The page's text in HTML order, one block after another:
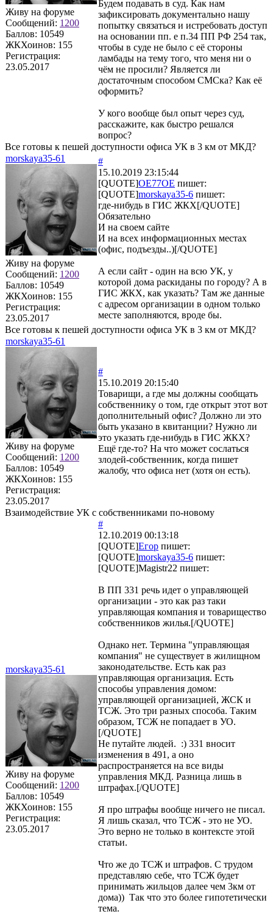
Живу на форуме
Сообщений: 1200
Баллов: 10549
ЖКХоинов: 155
Регистрация:
23.05.2017
Будем подавать в суд. Как нам
зафиксировать документально нашу
попытку связаться и истребовать доступ
на основании пп. е п.34 ПП РФ 254 так,
чтобы в суде не было с её стороны
ламбады на тему того, что меня ни о
чём не просили? Является ли
достаточным способом СМСка? Как её
оформить?
У кого вообще был опыт через суд,
расскажите, как быстро решался
вопрос?
Все готовы к пешей доступности офиса УК в 3 км от МКД?
morskaya35-61
Живу на форуме
Сообщений: 1200
Баллов: 10549
ЖКХоинов: 155
Регистрация:
23.05.2017
#
15.10.2019 23:15:44
[QUOTE]OE77OE пишет:
[QUOTE]morskaya35-6 пишет:
где-нибудь в ГИС ЖКХ[/QUOTE]
Обязательно
И на своем сайте
И на всех информационных местах
(офис, подъезды..)[/QUOTE]
А если сайт - один на всю УК, у
которой дома раскиданы по городу? А в
ГИС ЖКХ, как указать? Там же данные
с адресом организации в одном только
месте заполняются, вроде бы.
Все готовы к пешей доступности офиса УК в 3 км от МКД?
morskaya35-61
Живу на форуме
Сообщений: 1200
Баллов: 10549
ЖКХоинов: 155
Регистрация:
23.05.2017
#
15.10.2019 20:15:40
Товарищи, а где мы должны сообщать
собственнику о том, где открыт этот вот
дополнительный офис? Должно ли это
быть указано в квитанции? Нужно ли
это указать где-нибудь в ГИС ЖКХ?
Ещё где-то? На что может сослаться
злодей-собственник, когда пишет
жалобу, что офиса нет (хотя он есть).
Взаимодействие УК с собственниками по-новому
morskaya35-61
Живу на форуме
Сообщений: 1200
Баллов: 10549
ЖКХоинов: 155
Регистрация:
23.05.2017
#
12.10.2019 00:13:18
[QUOTE]Егор пишет:
[QUOTE]morskaya35-6 пишет:
[QUOTE]Magistr22 пишет:
В ПП 331 речь идет о управляющей
организации - это как раз таки
управляющая компания и товарищество
собственников жилья.[/QUOTE]
Однако нет. Термина "управляющая
компания" не существует в жилищном
законодательстве. Есть как раз
управляющая организация. Есть
способы управления домом:
управляющей организацией, ЖСК и
ТСЖ. Это три разных способа. Таким
образом, ТСЖ не попадает в УО.
[/QUOTE]
Не путайте людей. :) 331 вносит
изменения в 491, а оно
распространяется на все виды
управления МКД. Разница лишь в
штрафах.[/QUOTE]
Я про штрафы вообще ничего не писал.
Я лишь сказал, что ТСЖ - это не УО.
Это верно не только в контексте этой
статьи.
Что же до ТСЖ и штрафов. С трудом
представляю себе, что ТСЖ будет
принимать жильцов далее чем 3км от
дома)) Так что это более гипотетически
тема.